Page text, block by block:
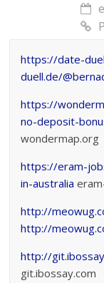
https://date-
duell.de/
https://
no-deposit-
wondermap.org
https://eram-
in-australia
http://
http://
http://
git.ibossay.com